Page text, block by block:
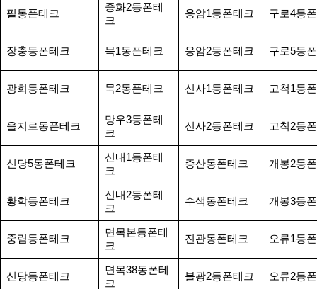
필동폰테크
중화2동폰테
크
응암1동폰테크 구로4동
장충동폰테크 묵1동폰테크 응암2동폰테크 구로5동
광희동폰테크 묵2동폰테크 신사1동폰테크 고척1동
을지로동폰테크
망우3동폰테
크
신사2동폰테크 고척2동
신당5동폰테크
신내1동폰테
크
증산동폰테크 개봉2동
황학동폰테크
신내2동폰테
크
수색동폰테크 개봉3동
중림동폰테크
면목본동폰테
크
진관동폰테크 오류1동
신당동폰테크
면목38동폰테
크
불광2동폰테크 오류2동